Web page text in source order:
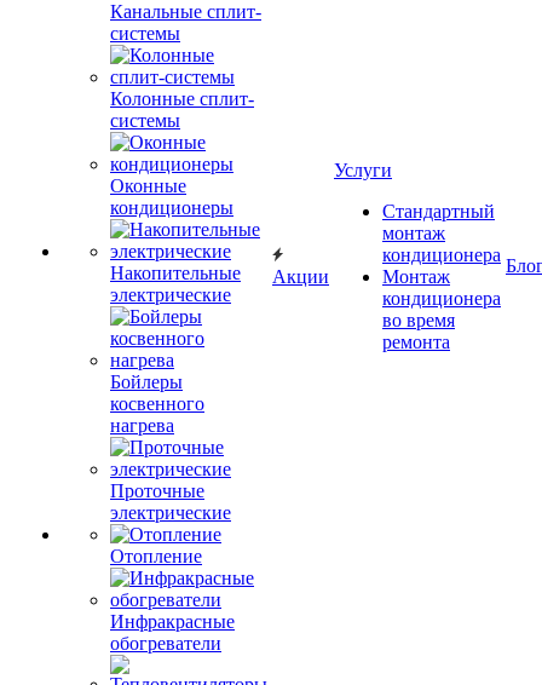
Канальные сплит-
системы
Колонные сплит-
системы
Оконные
кондиционеры
Накопительные
электрические
Бойлеры
косвенного
нагрева
Проточные
электрические
Отопление
Инфракрасные
обогреватели
Акции
Услуги
Стандартный
монтаж
кондиционера
Монтаж
кондиционера
во время
ремонта